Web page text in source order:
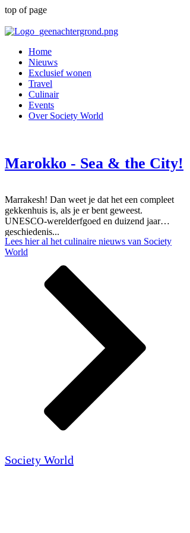
top of page
Home
Nieuws
Exclusief wonen
Travel
Culinair
Events
Over Society World
Marokko - Sea & the City!
Marrakesh! Dan weet je dat het een compleet
gekkenhuis is, als je er bent geweest.
UNESCO-werelderfgoed en duizend jaar
geschiedenis...
Lees hier al het culinaire nieuws van Society
World
Society World